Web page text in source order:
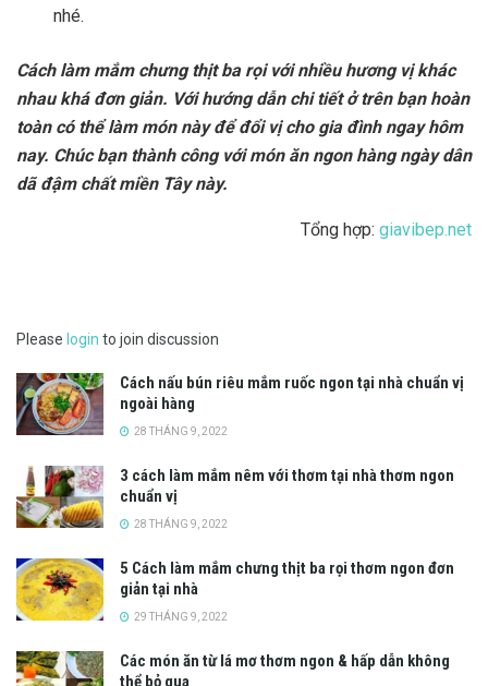
nhé.
Cách làm mắm chưng thịt ba rọi với nhiều hương vị khác
nhau khá đơn giản. Với hướng dẫn chi tiết ở trên bạn hoàn
toàn có thể làm món này để đổi vị cho gia đình ngay hôm
nay. Chúc bạn thành công với món ăn ngon hàng ngày dân
dã đậm chất miền Tây này.
Tổng hợp: giavibep.net
Please login to join discussion
Cách nấu bún riêu mắm ruốc ngon tại nhà chuẩn vị
ngoài hàng
28 THÁNG 9, 2022
3 cách làm mắm nêm với thơm tại nhà thơm ngon
chuẩn vị
28 THÁNG 9, 2022
5 Cách làm mắm chưng thịt ba rọi thơm ngon đơn
giản tại nhà
29 THÁNG 9, 2022
Các món ăn từ lá mơ thơm ngon & hấp dẫn không
thể bỏ qua